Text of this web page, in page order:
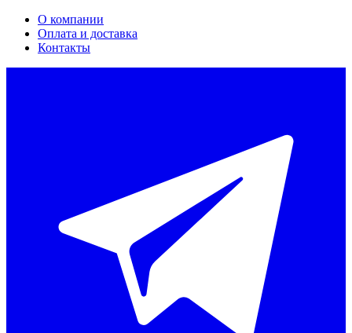
О компании
Оплата и доставка
Контакты